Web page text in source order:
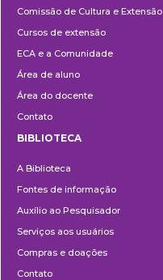
e
Extensão
Comissão de Cultura e Extensão
Cursos de extensão
ECA e a Comunidade
Área de aluno
Área do docente
Contato
BIBLIOTECA
A Biblioteca
Fontes de informação
Auxílio ao Pesquisador
Serviços aos usuários
Compras e doações
Contato